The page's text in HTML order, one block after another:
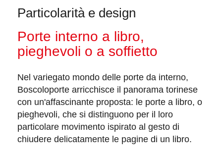
Particolarità e design
Porte interno a libro,
pieghevoli o a soffietto
Nel variegato mondo delle porte da interno,
Boscoloporte arricchisce il panorama torinese
con un'affascinante proposta: le porte a libro, o
pieghevoli, che si distinguono per il loro
particolare movimento ispirato al gesto di
chiudere delicatamente le pagine di un libro.